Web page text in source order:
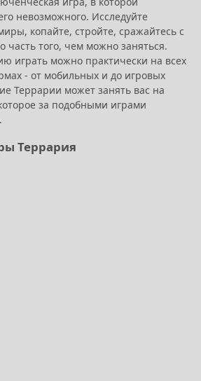
невозможного. Исследуйте
копайте, стройте, сражайтесь с
часть того, чем можно заняться.
играть можно практически на всех
- от мобильных и до игровых
Террарии может занять вас на
за подобными играми
Террария